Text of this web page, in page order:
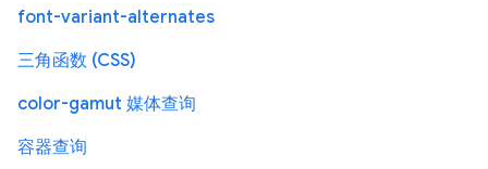
font-variant-alternates
三角函数 (CSS)
color-gamut 媒体查询
容器查询